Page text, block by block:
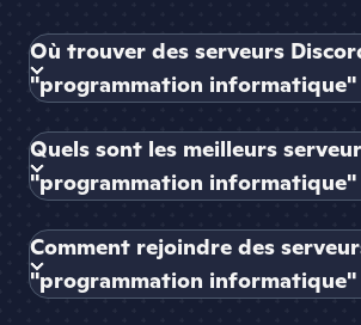
Où trouver des serveurs
"programmation informatique"
Quels sont les meilleurs
"programmation informatique"
Comment rejoindre des
"programmation informatique"